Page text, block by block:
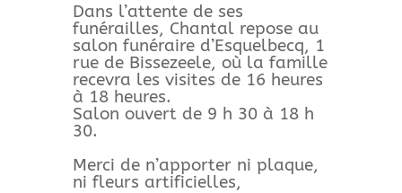
Dans l’attente de ses
funérailles, Chantal repose au
salon funéraire d’Esquelbecq, 1
rue de Bissezeele, où la famille
recevra les visites de 16 heures
à 18 heures.
Salon ouvert de 9 h 30 à 18 h
30.
Merci de n’apporter ni plaque,
ni fleurs artificielles,